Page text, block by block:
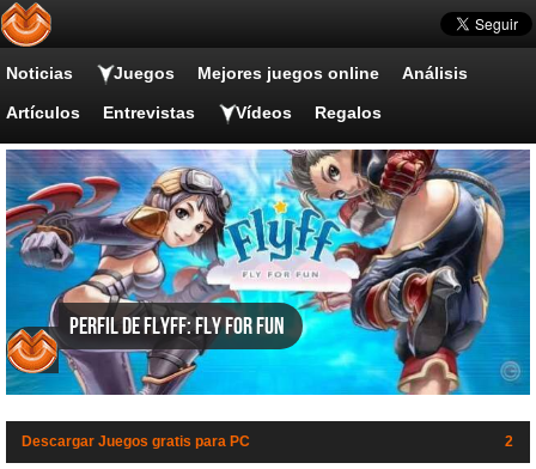
Noticias Juegos Mejores juegos online Análisis
Artículos Entrevistas Vídeos Regalos
Perfil de Flyff: Fly For Fun
Descargar Juegos gratis para PC 2